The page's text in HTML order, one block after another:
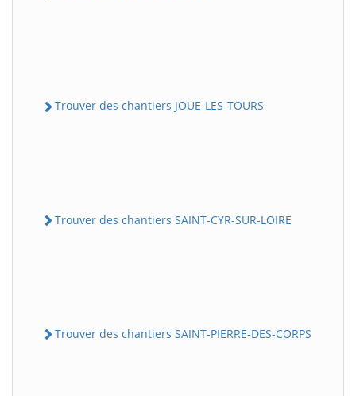
Trouver des chantiers JOUE-LES-TOURS
Trouver des chantiers SAINT-CYR-SUR-LOIRE
Trouver des chantiers SAINT-PIERRE-DES-CORPS